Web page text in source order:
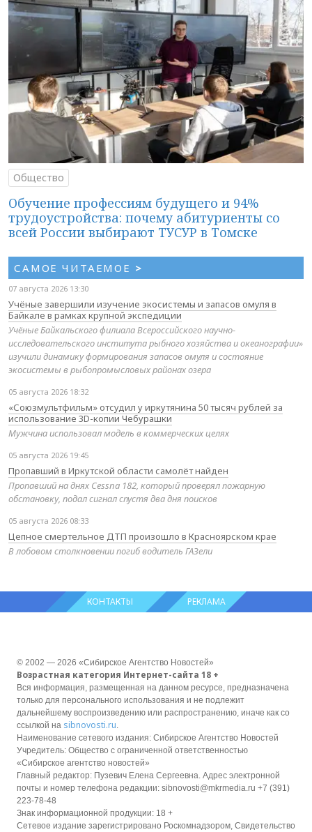
Общество
Обучение профессиям будущего и 94%
трудоустройства: почему абитуриенты со
всей России выбирают ТУСУР в Томске
САМОЕ ЧИТАЕМОЕ >
07 августа 2026 13:30
Учёные завершили изучение экосистемы и запасов омуля в
Байкале в рамках крупной экспедиции
Учёные Байкальского филиала Всероссийского научно-
исследовательского института рыбного хозяйства и океанографии»
изучили динамику формирования запасов омуля и состояние
экосистемы в рыбопромысловых районах озера
05 августа 2026 18:32
«Союзмультфильм» отсудил у иркутянина 50 тысяч рублей за
использование 3D-копии Чебурашки
Мужчина использовал модель в коммерческих целях
05 августа 2026 19:45
Пропавший в Иркутской области самолёт найден
Пропавший на днях Cessna 182, который проверял пожарную
обстановку, подал сигнал спустя два дня поисков
05 августа 2026 08:33
Цепное смертельное ДТП произошло в Красноярском крае
В лобовом столкновении погиб водитель ГАЗели
КОНТАКТЫ РЕКЛАМА
© 2002 — 2026 «Сибирское Агентство Новостей»
Возрастная категория Интернет-сайта 18 +
Вся информация, размещенная на данном ресурсе, предназначена
только для персонального использования и не подлежит
дальнейшему воспроизведению или распространению, иначе как со
ссылкой на sibnovosti.ru.
Наименование сетевого издания: Сибирское Агентство Новостей
Учредитель: Общество с ограниченной ответственностью
«Сибирское агентство новостей»
Главный редактор: Пузевич Елена Сергеевна. Адрес электронной
почты и номер телефона редакции: sibnovosti@mkrmedia.ru +7 (391)
223-78-48
Знак информационной продукции: 18 +
Сетевое издание зарегистрировано Роскомнадзором, Свидетельство